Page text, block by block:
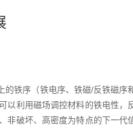
铁序（铁电序、铁磁/反铁磁序
以利用磁场调控材料的铁电性，
非破坏、高密度为特点的下一代